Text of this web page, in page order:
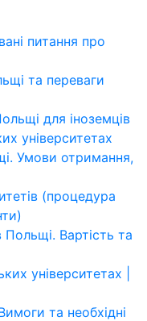
питання про
та переваги
для іноземців
університетах
Умови отримання,
(процедура
Вартість та
університетах |
та необхідні